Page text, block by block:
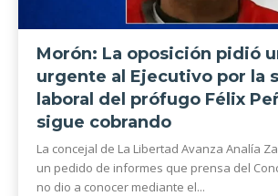
Morón: La oposición pidió
urgente al Ejecutivo por la
laboral del prófugo Félix
sigue cobrando
La concejal de La Libertad Avanza Analía
un pedido de informes que prensa del
no dio a conocer mediante el...